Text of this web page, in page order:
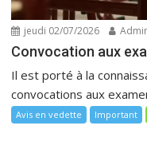
jeudi 02/07/2026
Convocation aux
Il est porté à la
convocations aux
Avis en vedette Important